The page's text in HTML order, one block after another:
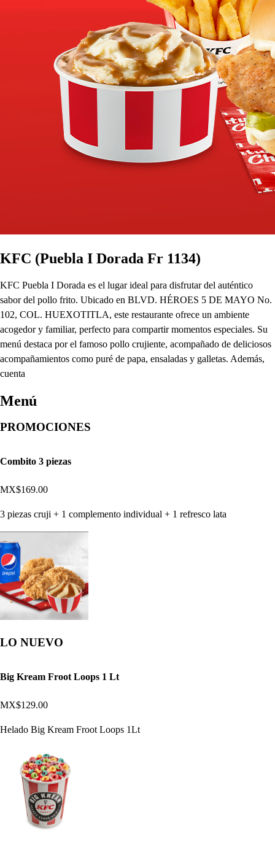
KFC (Puebla I Dorada Fr 1134)
KFC Puebla I Dorada es el lugar ideal para disfrutar del auténtico
sabor del pollo frito. Ubicado en BLVD. HÉROES 5 DE MAYO No.
102, COL. HUEXOTITLA, este restaurante ofrece un ambiente
acogedor y familiar, perfecto para compartir momentos especiales. Su
menú destaca por el famoso pollo crujiente, acompañado de deliciosos
acompañamientos como puré de papa, ensaladas y galletas. Además,
cuenta
Menú
PROMOCIONES
Combito 3 piezas
MX$169.00
3 piezas cruji + 1 complemento individual + 1 refresco lata
LO NUEVO
Big Kream Froot Loops 1 Lt
MX$129.00
Helado Big Kream Froot Loops 1Lt